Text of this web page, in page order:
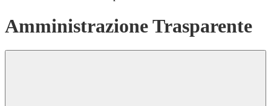
Amministrazione Trasparente